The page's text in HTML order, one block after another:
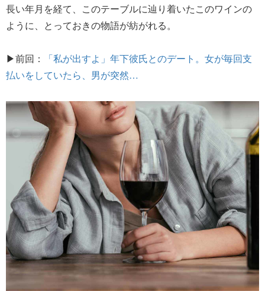
長い年月を経て、このテーブルに辿り着いたこのワインの
ように、とっておきの物語が紡がれる。
▶前回：
「私が出すよ」年下彼氏とのデート。女が毎回支
払いをしていたら、男が突然…